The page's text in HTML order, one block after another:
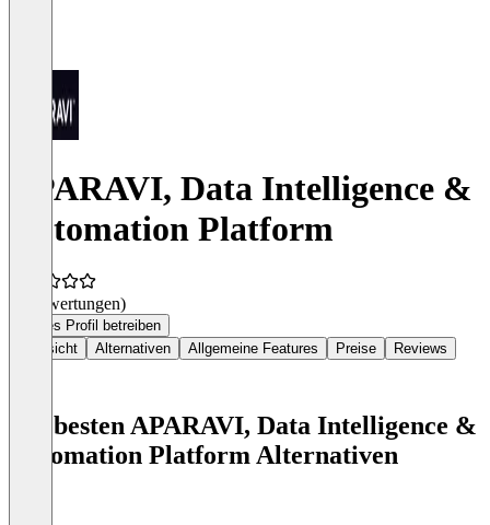
APARAVI, Data Intelligence &
Automation Platform
(0 Bewertungen)
Dieses Profil betreiben
Übersicht
Alternativen Allgemeine Features Preise Reviews
Die besten APARAVI, Data Intelligence &
Automation Platform Alternativen